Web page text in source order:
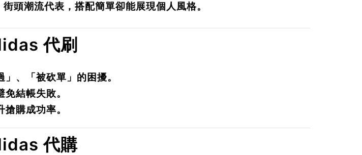
街頭潮流代表，搭配簡單卻能展現個人風格。
代刷
、「被砍單」的困擾。
結帳失敗。
購成功率。
代購